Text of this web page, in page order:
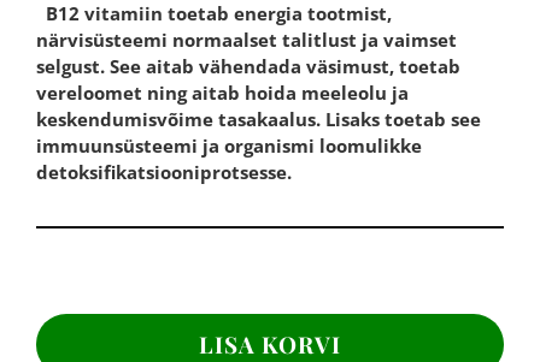
B12 vitamiin toetab energia tootmist,
närvisüsteemi normaalset talitlust ja vaimset
selgust. See aitab vähendada väsimust, toetab
vereloomet ning aitab hoida meeleolu ja
keskendumisvõime tasakaalus. Lisaks toetab see
immuunsüsteemi ja organismi loomulikke
detoksifikatsiooniprotsesse.
LISA KORVI